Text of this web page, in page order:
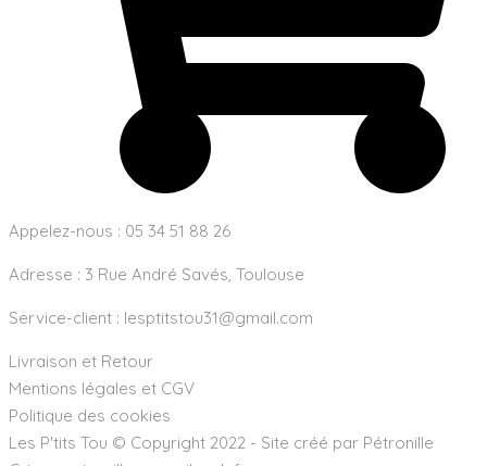
Appelez-nous : 05 34 51 88 26
Adresse : 3 Rue André Savés, Toulouse
Service-client : lesptitstou31@gmail.com
Livraison et Retour
Mentions légales et CGV
Politique des cookies
Les P'tits Tou © Copyright 2022 - Site créé par Pétronille